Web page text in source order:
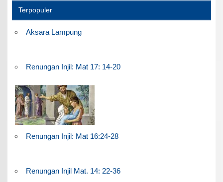
Terpopuler
Aksara Lampung
Renungan Injil: Mat 17: 14-20
Renungan Injil: Mat 16:24-28
Renungan Injil Mat. 14: 22-36